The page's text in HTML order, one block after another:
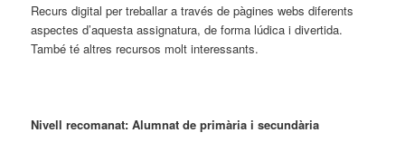
Recurs digital per treballar a través de pàgines webs diferents
aspectes d’aquesta assignatura, de forma lúdica i divertida.
També té altres recursos molt interessants.
Nivell recomanat: Alumnat de primària i secundària